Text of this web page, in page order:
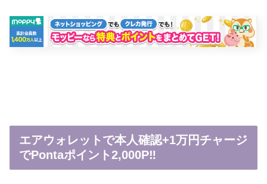
エアウォレットで本人確認+1万円チャージ
でPontaポイント2,000P‼